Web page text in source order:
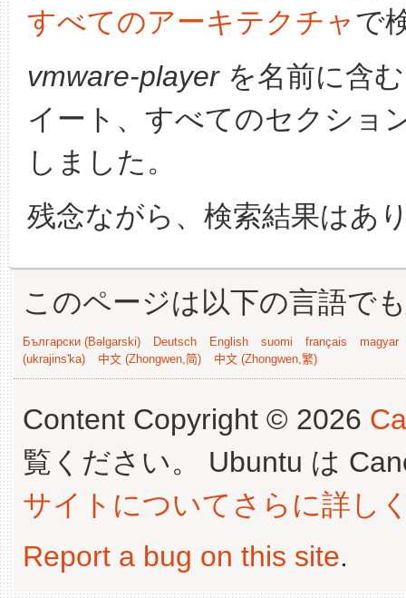
すべてのアーキテクチャで
vmware-playerを名前に含
イート、すべてのセクショ
しました。
残念ながら、検索結果はあ
このページは以下の言語で
Български (Bəlgarski) Deutsch English suomi français
magyar
(ukrajins'ka)
中文 (Zhongwen,简) 中文 (Zhongwen,繁)
Content Copyright © 2026
覧ください。 Ubuntu は
サイトについてさらに詳し
Report a bug on this site.